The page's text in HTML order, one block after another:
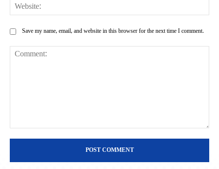
Save my name, email, and website in this browser for the next time I comment.